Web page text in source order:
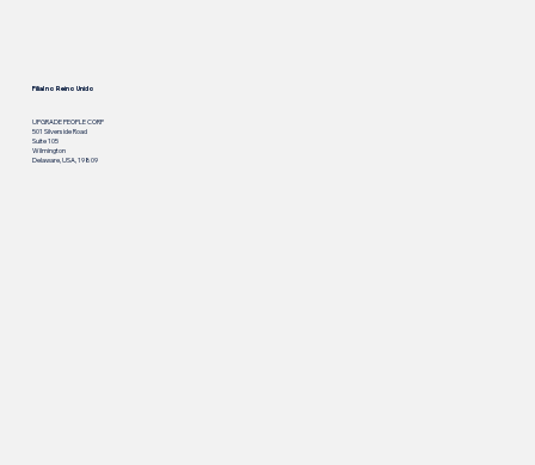
Filial no Reino Unido
UPGRADE PEOPLE CORP
501 Silverside Road
Suite 105
Wilmington
Delaware, USA, 19809